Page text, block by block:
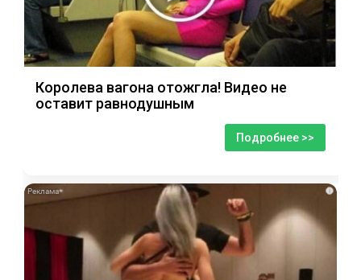
Королева вагона отожгла! Видео не
оставит равнодушным
Подробнее >>
i